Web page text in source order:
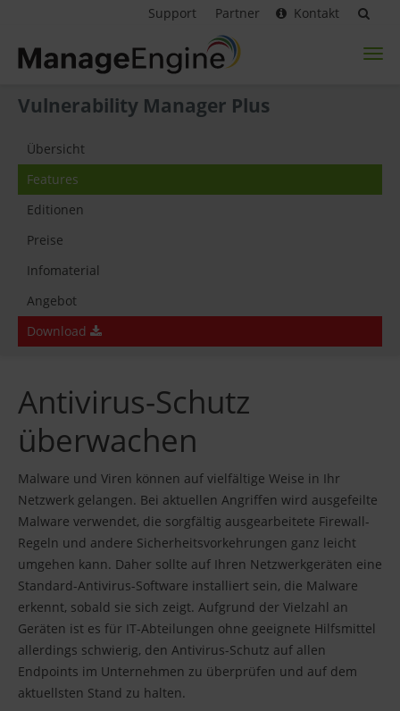
Support Partner Kontakt
Vulnerability Manager Plus
Übersicht
Features
Editionen
Preise
Infomaterial
Angebot
Download
Antivirus-Schutz
überwachen
Malware und Viren können auf vielfältige Weise in Ihr
Netzwerk gelangen. Bei aktuellen Angriffen wird ausgefeilte
Malware verwendet, die sorgfältig ausgearbeitete Firewall-
Regeln und andere Sicherheitsvorkehrungen ganz leicht
umgehen kann. Daher sollte auf Ihren Netzwerkgeräten eine
Standard-Antivirus-Software installiert sein, die Malware
erkennt, sobald sie sich zeigt. Aufgrund der Vielzahl an
Geräten ist es für IT-Abteilungen ohne geeignete Hilfsmittel
allerdings schwierig, den Antivirus-Schutz auf allen
Endpoints im Unternehmen zu überprüfen und auf dem
aktuellsten Stand zu halten.